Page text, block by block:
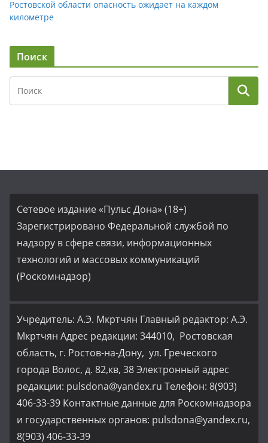
Ростовской области опасность ожидает на каждом
километре
Поиск
Сетевое издание «Пульс Дона» (18+)
Зарегистрировано Федеральной службой по
надзору в сфере связи, информационных
технологий и массовых коммуникаций
(Роскомнадзор)
Учредитель: А.Э. Мкртчян Главный редактор: А.Э.
Мкртчян Адрес редакции: 344010, Ростовская
область, г. Ростов-на-Дону, ул. Греческого
города Волос, д. 82,кв, 38 Электронный адрес
редакции: pulsdona@yandex.ru Телефон: 8(903)
406-33-39 Контактные данные для Роскомнадзора
и государственных органов: pulsdona@yandex.ru,
8(903) 406-33-39